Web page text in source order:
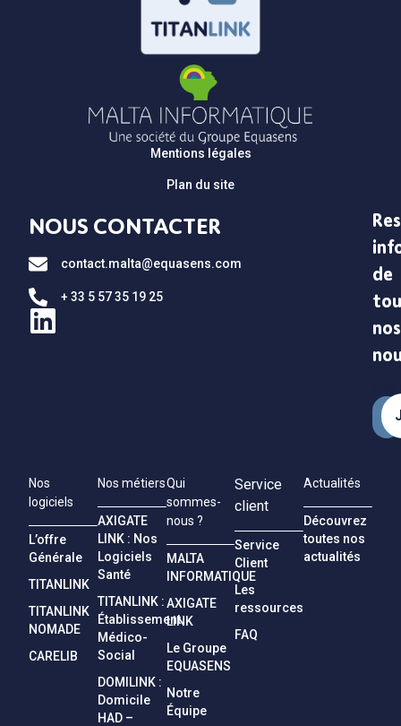
Mentions légales
Plan du site
NOUS CONTACTER
contact.malta@equasens.com
+ 33 5 57 35 19 25
de
nos
Nos
logiciels
L’offre
Générale
TITANLINK
TITANLINK
NOMADE
CARELIB
Nos métiers
AXIGATE
LINK : Nos
Logiciels
Santé
TITANLINK :
Établissement
Médico-
Social
DOMILINK :
Domicile
HAD –
Qui
sommes-
nous ?
MALTA
INFORMATIQUE
AXIGATE
LINK
Le Groupe
EQUASENS
Notre
Équipe
Service
client
Service
Client
Les
ressources
FAQ
Actualités
Découvrez
toutes nos
actualités